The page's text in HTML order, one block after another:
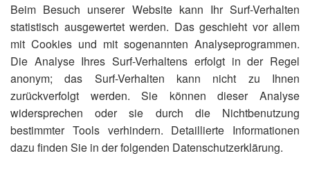
Beim Besuch unserer Website kann Ihr Surf-Verhalten
statistisch ausgewertet werden. Das geschieht vor allem
mit Cookies und mit sogenannten Analyseprogrammen.
Die Analyse Ihres Surf-Verhaltens erfolgt in der Regel
anonym; das Surf-Verhalten kann nicht zu Ihnen
zurückverfolgt werden. Sie können dieser Analyse
widersprechen oder sie durch die Nichtbenutzung
bestimmter Tools verhindern. Detaillierte Informationen
dazu finden Sie in der folgenden Datenschutzerklärung.